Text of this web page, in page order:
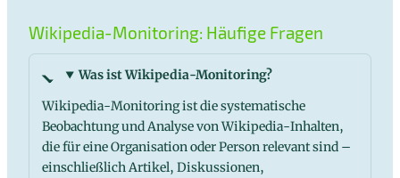
Wikipedia-Monitoring: Häufige Fragen
Was ist Wikipedia-Monitoring?
Wikipedia-Monitoring ist die systematische
Beobachtung und Analyse von Wikipedia-Inhalten,
die für eine Organisation oder Person relevant sind –
einschließlich Artikel, Diskussionen,